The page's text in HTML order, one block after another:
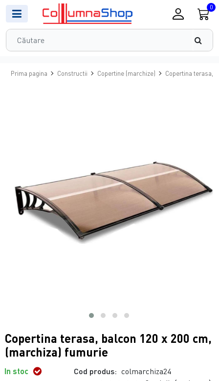
0
Prima pagina Constructii Copertine (marchize) Copertina terasa,
Copertina terasa, balcon 120 x 200 cm,
(marchiza) fumurie
In stoc Cod produs: colmarchiza24